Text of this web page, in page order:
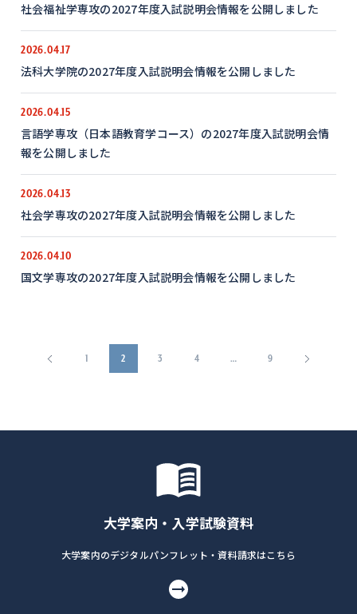
社会福祉学専攻の2027年度入試説明会情報を公開しました
2026.04.17
法科大学院の2027年度入試説明会情報を公開しました
2026.04.15
言語学専攻（日本語教育学コース）の2027年度入試説明会情
報を公開しました
2026.04.13
社会学専攻の2027年度入試説明会情報を公開しました
2026.04.10
国文学専攻の2027年度入試説明会情報を公開しました
1 2 3 4 … 9
大学案内・入学試験資料
大学案内のデジタルパンフレット・資料請求はこちら